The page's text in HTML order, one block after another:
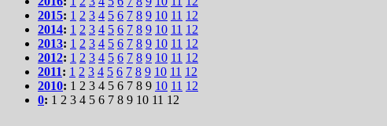
2015: 1 2 3 4 5 6 7 8 9 10 11 12
2014: 1 2 3 4 5 6 7 8 9 10 11 12
2013: 1 2 3 4 5 6 7 8 9 10 11 12
2012: 1 2 3 4 5 6 7 8 9 10 11 12
2011: 1 2 3 4 5 6 7 8 9 10 11 12
2010: 1 2 3 4 5 6 7 8 9 10 11 12
0: 1 2 3 4 5 6 7 8 9 10 11 12